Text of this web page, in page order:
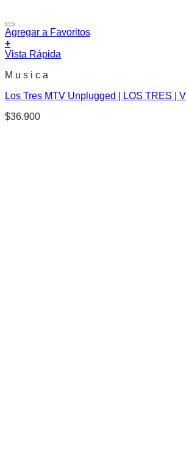
Agregar a Favoritos
+
Vista Rápida
M u s i c a
Los Tres MTV Unplugged | LOS TRES |
$36.900